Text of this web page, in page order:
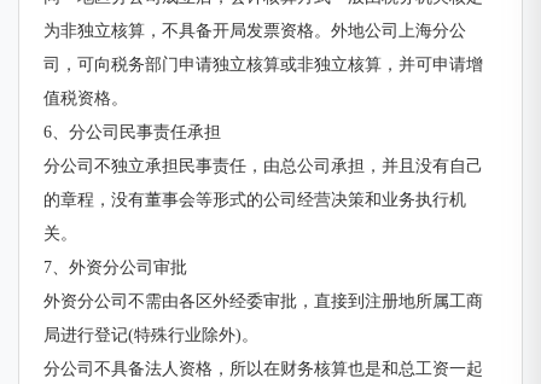
为非独立核算，不具备开局发票资格。外地公司上海分公
司，可向税务部门申请独立核算或非独立核算，并可申请增
值税资格。
6、分公司民事责任承担
分公司不独立承担民事责任，由总公司承担，并且没有自己
的章程，没有董事会等形式的公司经营决策和业务执行机
关。
7、外资分公司审批
外资分公司不需由各区外经委审批，直接到注册地所属工商
局进行登记(特殊行业除外)。
分公司不具备法人资格，所以在财务核算也是和总工资一起